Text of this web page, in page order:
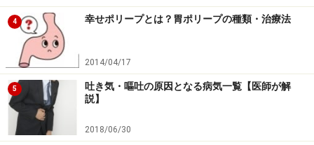
してしまいます。
飲みすぎ
薬（抗がん剤、抗うつ薬など）
肝不全
腎不全
急性肝炎
4 幸せポリープとは？胃ポリープの種類・治療法
2014/04/17
5
吐き気・嘔吐の原因となる病気一覧【医師が解
説】
2018/06/30